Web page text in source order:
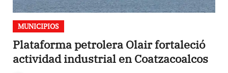
MUNICIPIOS
Plataforma petrolera Olair fortaleció
actividad industrial en Coatzacoalcos